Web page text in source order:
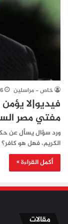
خاص - مراسلين 16
فيديو|لا
مفتي مصر
ورد سؤال يسأل عن
الكريم، فهل هو
أكمل القراءة »
مقالات